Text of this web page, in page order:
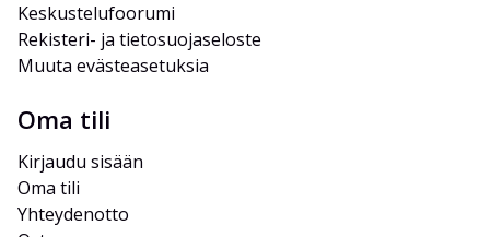
Keskustelufoorumi
Rekisteri- ja tietosuojaseloste
Muuta evästeasetuksia
Oma tili
Kirjaudu sisään
Oma tili
Yhteydenotto